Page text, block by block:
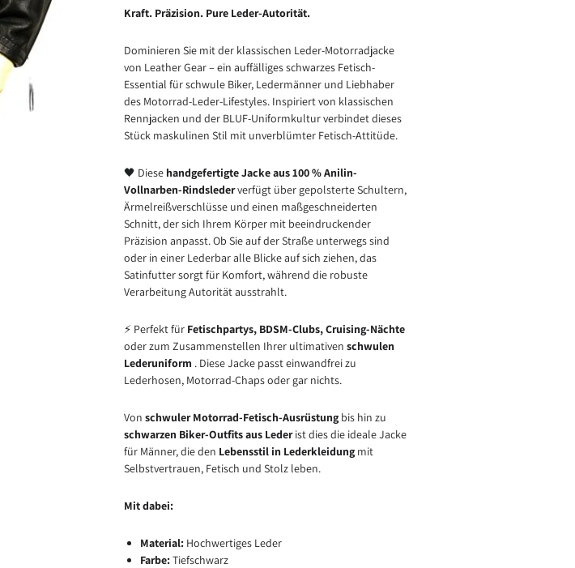
Kraft. Präzision. Pure Leder-Autorität.
Dominieren Sie mit der klassischen Leder-Motorradjacke
von Leather Gear – ein auffälliges schwarzes Fetisch-
Essential für schwule Biker, Ledermänner und Liebhaber
des Motorrad-Leder-Lifestyles. Inspiriert von klassischen
Rennjacken und der BLUF-Uniformkultur verbindet dieses
Stück maskulinen Stil mit unverblümter Fetisch-Attitüde.
🖤 ​​Diese handgefertigte Jacke aus 100 % Anilin-
Vollnarben-Rindslederverfügt über gepolsterte Schultern,
Ärmelreißverschlüsse und einen maßgeschneiderten
Schnitt, der sich Ihrem Körper mit beeindruckender
Präzision anpasst. Ob Sie auf der Straße unterwegs sind
oder in einer Lederbar alle Blicke auf sich ziehen, das
Satinfutter sorgt für Komfort, während die robuste
Verarbeitung Autorität ausstrahlt.
⚡ Perfekt für Fetischpartys, BDSM-Clubs, Cruising-Nächte
oder zum Zusammenstellen Ihrer ultimativen schwulen
Lederuniform . Diese Jacke passt einwandfrei zu
Lederhosen, Motorrad-Chaps oder gar nichts.
Von schwuler Motorrad-Fetisch-Ausrüstungbis hin zu
schwarzen Biker-Outfits aus Lederist dies die ideale Jacke
für Männer, die den Lebensstil in Lederkleidungmit
Selbstvertrauen, Fetisch und Stolz leben.
Mit dabei:
Material: Hochwertiges Leder
Farbe:Tiefschwarz